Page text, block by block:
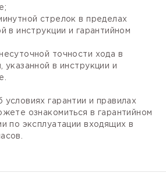
стрелок в пределах
в инструкции и гарантийном
точности хода в
указанной в инструкции и
гарантии и правилах
ознакомиться в гарантийном
по эксплуатации входящих в